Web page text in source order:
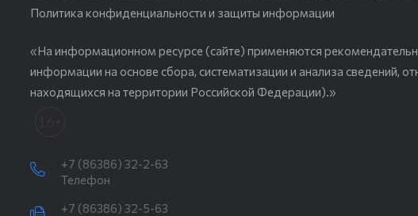
Политика конфиденциальности и защиты информации
«На информационном ресурсе (сайте) применяются
информации на основе сбора, систематизации и анализа сведений,
находящихся на территории Российской Федерации).»
+7 (86386) 32-2-63
Телефон
+7 (86386) 32-5-63